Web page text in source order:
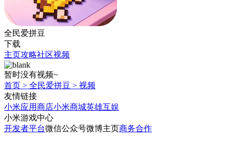
全民爱拼豆
下载
主页攻略社区视频
暂时没有视频~
首页 > 全民爱拼豆 > 视频
友情链接
小米应用商店小米商城英雄互娱
小米游戏中心
开发者平台微信公众号微博主页商务合作